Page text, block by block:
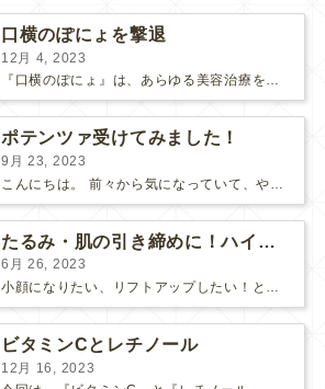
口横のぽにょを撃退
12月 4, 2023
『口横のぽにょ』は、あらゆる美容治療を行ってもなかなか良くならないことで有名ですね。 糸リフトは口横にフォーカスするのは難しいですし、ショッピングスレッドを毎月受けるにはコストがかかります… ...
ポテンツァ受けてみました！
9月 23, 2023
たるみ・肌の引き締めに！ハイフとポテンツァどっちがいい？
6月 26, 2023
小顔になりたい、リフトアップしたい！という方で、 HIFUにしようか、 ポテンツァにしようか、 と迷っている方も多いようです。 HIFUもポテンツァも、たるみや肌の引き締め効果のある人気の...
ビタミンCとレチノール
12月 16, 2023